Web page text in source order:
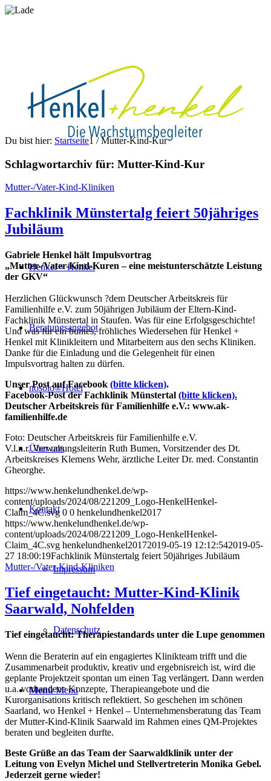
Henkel + Henkel
Beratungsangebot
nosolo®Hotel
Über uns
Kontakt
Impressum
Datenschutz
Menü Menü
Du bist hier: Startseite1 / Mutter-Kind-Kur
Schlagwortarchiv für: Mutter-Kind-Kur
Mutter-/Vater-Kind-Kliniken
Fachklinik Münstertalg feiert 50jähriges
Jubiläum
Gabriele Henkel hält Impulsvortrag
„Mutter-/Vater-Kind-Kuren – eine meistunterschätzte Leistung
der GKV“
Herzlichen Glückwunsch ?dem Deutscher Arbeitskreis für
Familienhilfe e.V. zum 50jährigen Jubiläum der Eltern-Kind-
Fachklinik Münstertal in Staufen. Was für eine Erfolgsgeschichte!
Und was für ein buntes, fröhliches Wiedersehen für Henkel +
Henkel mit Klinikleitern und Mitarbeitern aus den sechs Kliniken.
Danke für die Einladung und die Gelegenheit für einen
Impulsvortrag halten zu dürfen.
Unser Post auf Facebook (bitte klicken).
Facebook-Post der Fachklinik Münstertal (bitte klicken).
Deutscher Arbeitskreis für Familienhilfe e.V.: www.ak-
familienhilfe.de
Foto: Deutscher Arbeitskreis für Familienhilfe e.V.
V.l.n.r.Verwaltungsleiterin Ruth Bumen, Vorsitzender des Dt.
Arbeitskreises Klemens Wehr, ärztliche Leiter Dr. med. Constantin
Gheorghe.
https://www.henkelundhenkel.de/wp-
content/uploads/2024/08/221209_Logo-HenkelHenkel-
Claim_4C.svg 0 0 henkelundhenkel2017
https://www.henkelundhenkel.de/wp-
content/uploads/2024/08/221209_Logo-HenkelHenkel-
Claim_4C.svg henkelundhenkel20172019-05-19 12:12:542019-05-
27 18:00:19Fachklinik Münstertalg feiert 50jähriges Jubiläum
Mutter-/Vater-Kind-Kliniken
Tief eingetaucht: Mutter-Kind-Klinik
Saarwald, Nohfelden
Tief eingetaucht: Therapiestandards unter die Lupe genommen
Wenn die Beraterin auf ein engagiertes Klinikteam trifft und die
Zusammenarbeit produktiv, kreativ und ergebnisreich ist, wird die
geplante Projektzeit spontan um einen Tag verlängert. Dann werden
u.a. vorhandene Konzepte, Therapieangebote und die
Kurorganisations kritisch reflektiert. So geschehen im schönen
Saarland, wo Henkel + Henkel – Unternehmensberatung das Team
der Mutter-Kind-Klinik Saarwald im Rahmen eines QM-Projektes
beraten und begleiten durfte.
Beste Grüße an das Team der Saarwaldklinik unter der
Leitung von Evelyn Michel und Stellvertreterin Monika Gebel.
Jederzeit gerne wieder!